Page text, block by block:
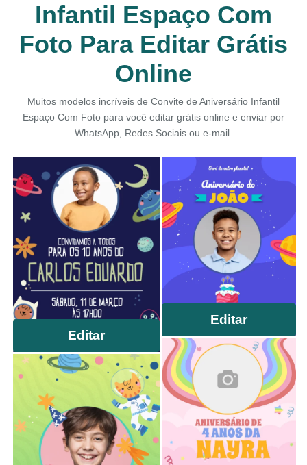
Infantil Espaço Com
Foto Para Editar Grátis
Online
Muitos modelos incríveis de Convite de Aniversário Infantil
Espaço Com Foto para você editar grátis online e enviar por
WhatsApp, Redes Sociais ou e-mail.
Editar
Editar